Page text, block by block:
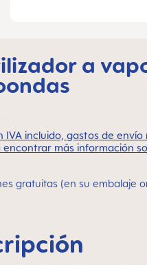
a
IVA incluido, gastos de envío
encontrar más información
gratuitas (en su embalaje